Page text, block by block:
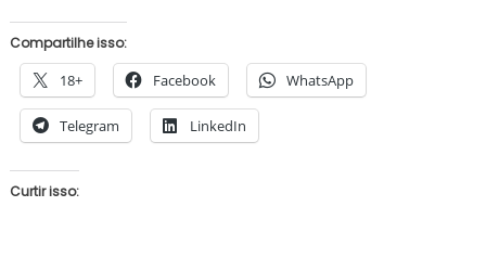
Compartilhe isso:
18+ Facebook WhatsApp
Telegram LinkedIn
Curtir isso: